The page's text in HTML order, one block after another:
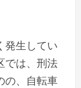
発生してい
では、刑法
の、自転車